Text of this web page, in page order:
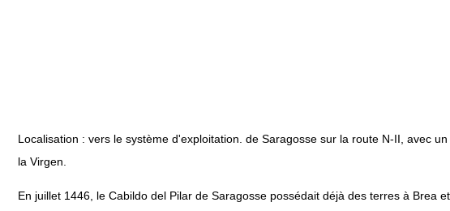
Localisation : vers le système d'exploitation. de Saragosse sur la route N-II, avec
la Virgen.
En juillet 1446, le Cabildo del Pilar de Saragosse possédait déjà des terres à